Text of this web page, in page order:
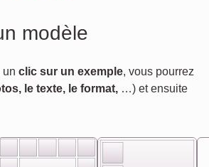
modèle
un clic sur un exemple, vous pourrez
le texte, le format,…) et ensuite